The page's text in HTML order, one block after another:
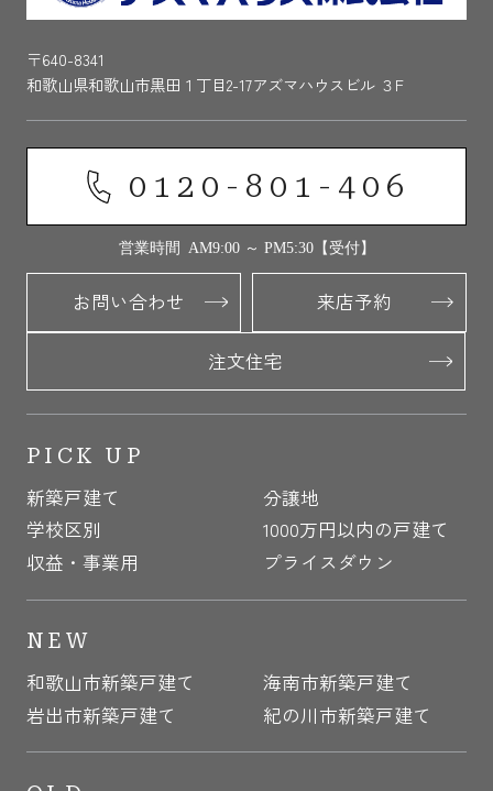
〒640-8341
和歌山県和歌山市黒田１丁目2-17アズマハウスビル ３F
0120-801-406
営業時間 AM9:00 ～ PM5:30【受付】
お問い合わせ 来店予約
注文住宅
PICK UP
新築戸建て
分譲地
学校区別
1000万円以内の戸建て
収益・事業用
プライスダウン
NEW
和歌山市新築戸建て
海南市新築戸建て
岩出市新築戸建て
紀の川市新築戸建て